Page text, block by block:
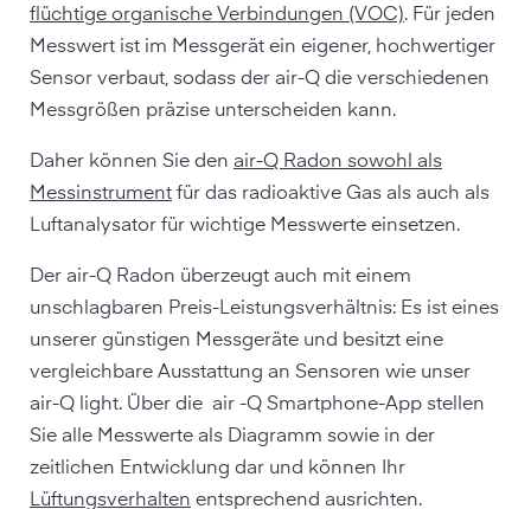
flüchtige organische Verbindungen (VOC). Für jeden
Messwert ist im Messgerät ein eigener, hochwertiger
Sensor verbaut, sodass der air-Q die verschiedenen
Messgrößen präzise unterscheiden kann.
Daher können Sie den air-Q Radon sowohl als
Messinstrument für das radioaktive Gas als auch als
Luftanalysator für wichtige Messwerte einsetzen.
Der air-Q Radon überzeugt auch mit einem
unschlagbaren Preis-Leistungsverhältnis: Es ist eines
unserer günstigen Messgeräte und besitzt eine
vergleichbare Ausstattung an Sensoren wie unser
air-Q light. Über die air -Q Smartphone-App stellen
Sie alle Messwerte als Diagramm sowie in der
zeitlichen Entwicklung dar und können Ihr
Lüftungsverhalten entsprechend ausrichten.